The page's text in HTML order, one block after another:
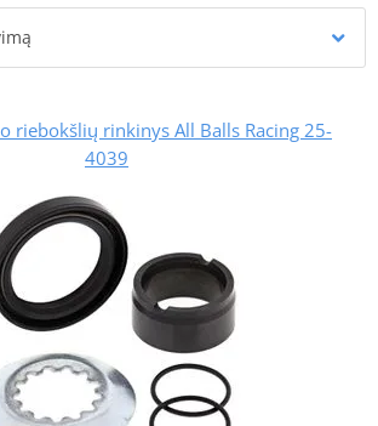
riebokšlių rinkinys All Balls Racing 25-
4039